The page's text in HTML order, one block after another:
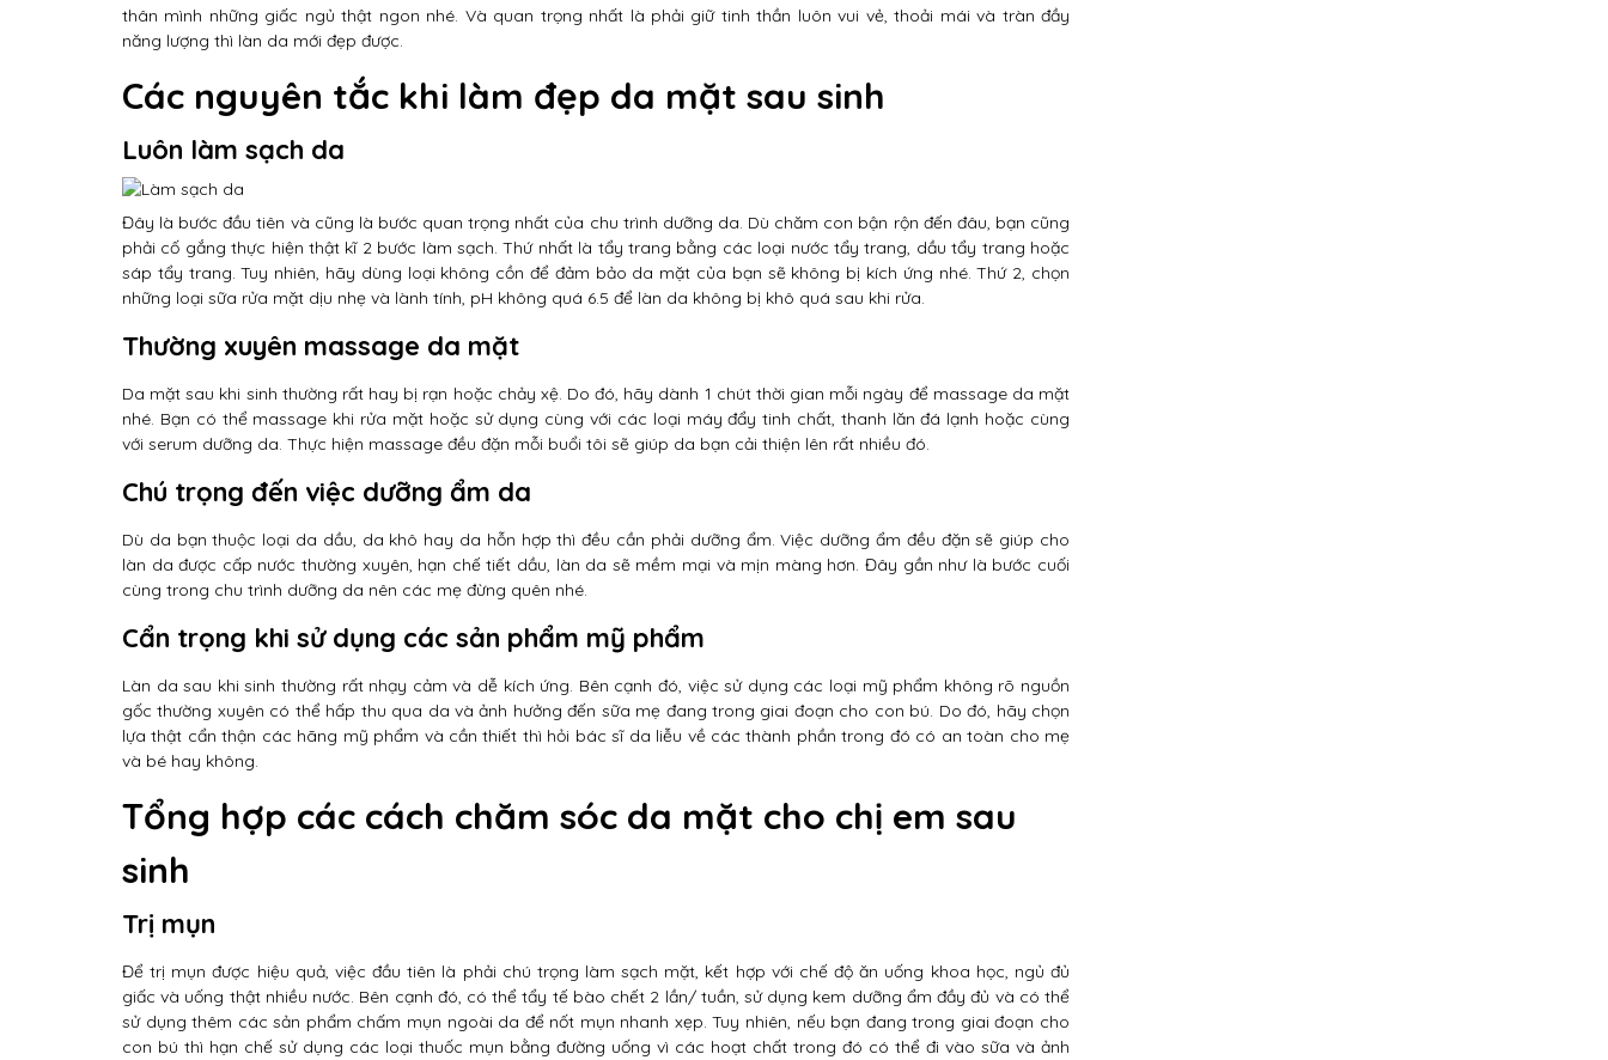
thân mình những giấc ngủ thật ngon nhé. Và quan trọng nhất là phải giữ tinh thần luôn vui vẻ, thoải mái và tràn đầy
năng lượng thì làn da mới đẹp được.
Các nguyên tắc khi làm đẹp da mặt sau sinh
Luôn làm sạch da
Đây là bước đầu tiên và cũng là bước quan trọng nhất của chu trình dưỡng da. Dù chăm con bận rộn đến đâu, bạn cũng
phải cố gắng thực hiện thật kĩ 2 bước làm sạch. Thứ nhất là tẩy trang bằng các loại nước tẩy trang, dầu tẩy trang hoặc
sáp tẩy trang. Tuy nhiên, hãy dùng loại không cồn để đảm bảo da mặt của bạn sẽ không bị kích ứng nhé. Thứ 2, chọn
những loại sữa rửa mặt dịu nhẹ và lành tính, pH không quá 6.5 để làn da không bị khô quá sau khi rửa.
Thường xuyên massage da mặt
Da mặt sau khi sinh thường rất hay bị rạn hoặc chảy xệ. Do đó, hãy dành 1 chút thời gian mỗi ngày để massage da mặt
nhé. Bạn có thể massage khi rửa mặt hoặc sử dụng cùng với các loại máy đẩy tinh chất, thanh lăn đá lạnh hoặc cùng
với serum dưỡng da. Thực hiện massage đều đặn mỗi buổi tôi sẽ giúp da bạn cải thiện lên rất nhiều đó.
Chú trọng đến việc dưỡng ẩm da
Dù da bạn thuộc loại da dầu, da khô hay da hỗn hợp thì đều cần phải dưỡng ẩm. Việc dưỡng ẩm đều đặn sẽ giúp cho
làn da được cấp nước thường xuyên, hạn chế tiết dầu, làn da sẽ mềm mại và mịn màng hơn. Đây gần như là bước cuối
cùng trong chu trình dưỡng da nên các mẹ đừng quên nhé.
Cẩn trọng khi sử dụng các sản phẩm mỹ phẩm
Làn da sau khi sinh thường rất nhạy cảm và dễ kích ứng. Bên cạnh đó, việc sử dụng các loại mỹ phẩm không rõ nguồn
gốc thường xuyên có thể hấp thu qua da và ảnh hưởng đến sữa mẹ đang trong giai đoạn cho con bú. Do đó, hãy chọn
lựa thật cẩn thận các hãng mỹ phẩm và cần thiết thì hỏi bác sĩ da liễu về các thành phần trong đó có an toàn cho mẹ
và bé hay không.
Tổng hợp các cách chăm sóc da mặt cho chị em sau
sinh
Trị mụn
Để trị mụn được hiệu quả, việc đầu tiên là phải chú trọng làm sạch mặt, kết hợp với chế độ ăn uống khoa học, ngủ đủ
giấc và uống thật nhiều nước. Bên cạnh đó, có thể tẩy tế bào chết 2 lần/ tuần, sử dụng kem dưỡng ẩm đầy đủ và có thể
sử dụng thêm các sản phẩm chấm mụn ngoài da để nốt mụn nhanh xẹp. Tuy nhiên, nếu bạn đang trong giai đoạn cho
con bú thì hạn chế sử dụng các loại thuốc mụn bằng đường uống vì các hoạt chất trong đó có thể đi vào sữa và ảnh